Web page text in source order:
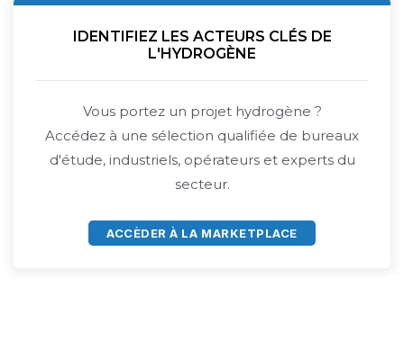
IDENTIFIEZ LES ACTEURS CLÉS DE
L'HYDROGÈNE
Vous portez un projet hydrogène ?
Accédez à une sélection qualifiée de bureaux
d'étude, industriels, opérateurs et experts du
secteur.
ACCÈDER À LA MARKETPLACE